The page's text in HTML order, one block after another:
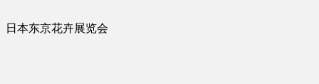
日本东京花卉展览会